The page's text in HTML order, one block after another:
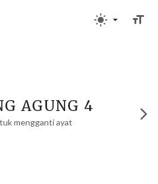
AGUNG 4
mengganti ayat